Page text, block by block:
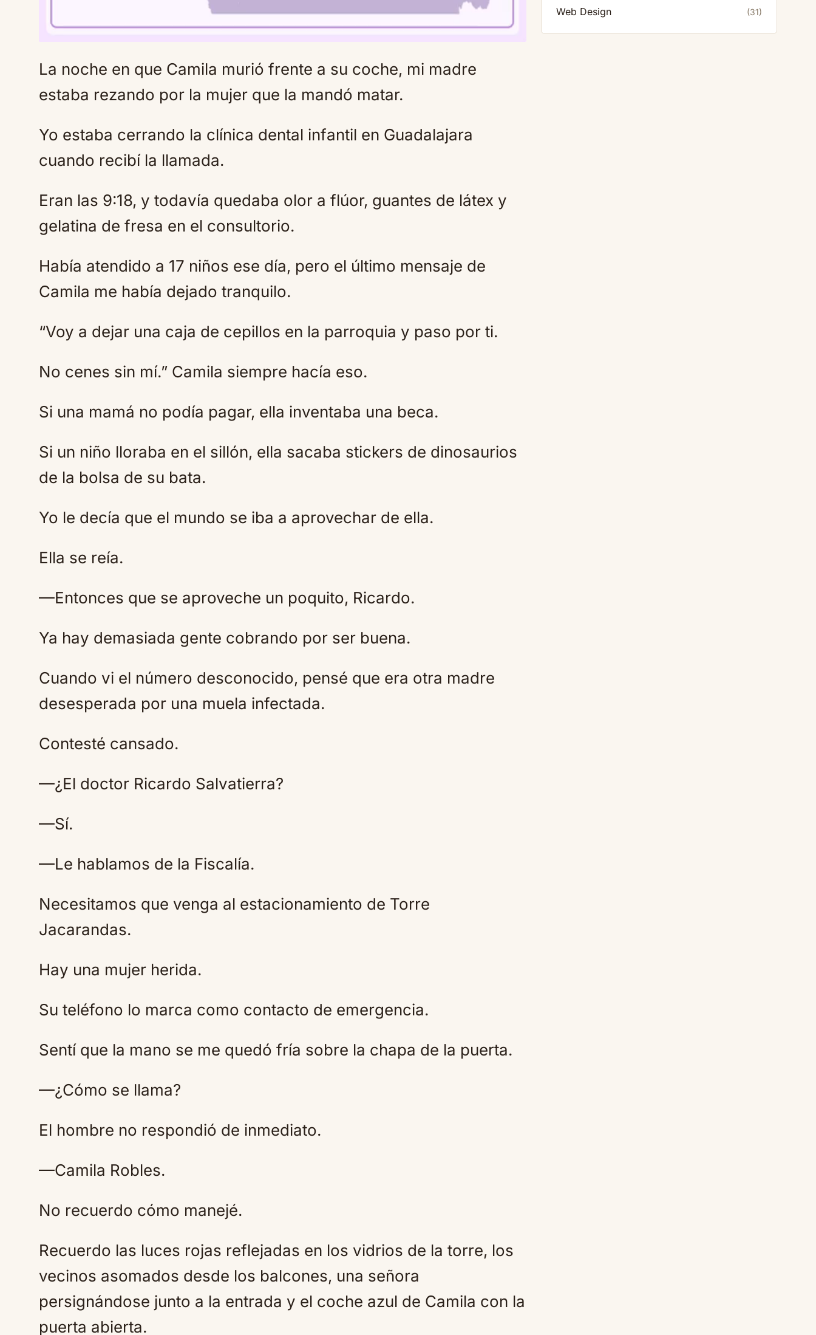
La noche en que Camila murió frente a su coche, mi madre
estaba rezando por la mujer que la mandó matar.
Yo estaba cerrando la clínica dental infantil en Guadalajara
cuando recibí la llamada.
Eran las 9:18, y todavía quedaba olor a flúor, guantes de látex y
gelatina de fresa en el consultorio.
Había atendido a 17 niños ese día, pero el último mensaje de
Camila me había dejado tranquilo.
“Voy a dejar una caja de cepillos en la parroquia y paso por ti.
No cenes sin mí.” Camila siempre hacía eso.
Si una mamá no podía pagar, ella inventaba una beca.
Si un niño lloraba en el sillón, ella sacaba stickers de dinosaurios
de la bolsa de su bata.
Yo le decía que el mundo se iba a aprovechar de ella.
Ella se reía.
—Entonces que se aproveche un poquito, Ricardo.
Ya hay demasiada gente cobrando por ser buena.
Cuando vi el número desconocido, pensé que era otra madre
desesperada por una muela infectada.
Contesté cansado.
—¿El doctor Ricardo Salvatierra?
—Sí.
—Le hablamos de la Fiscalía.
Necesitamos que venga al estacionamiento de Torre
Jacarandas.
Hay una mujer herida.
Su teléfono lo marca como contacto de emergencia.
Sentí que la mano se me quedó fría sobre la chapa de la puerta.
—¿Cómo se llama?
El hombre no respondió de inmediato.
—Camila Robles.
No recuerdo cómo manejé.
Recuerdo las luces rojas reflejadas en los vidrios de la torre, los
vecinos asomados desde los balcones, una señora
persignándose junto a la entrada y el coche azul de Camila con la
puerta abierta.
Web Design (31)